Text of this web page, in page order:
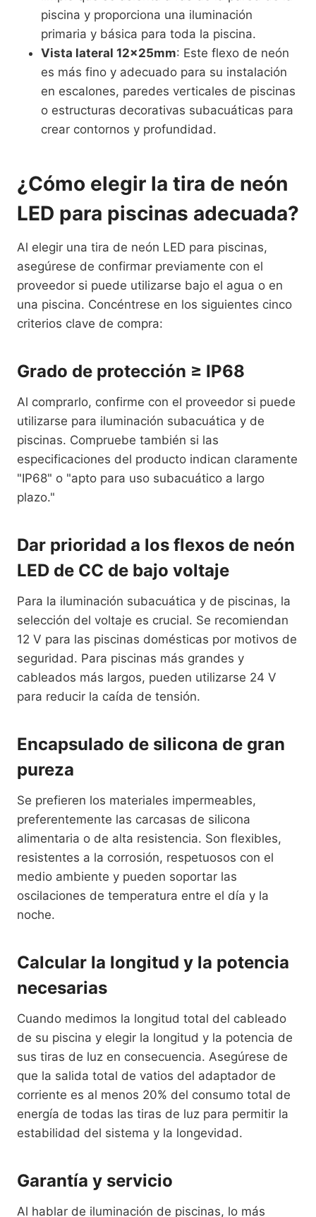
piscina y proporciona una iluminación
primaria y básica para toda la piscina.
Vista lateral 12×25mm: Este flexo de neón
es más fino y adecuado para su instalación
en escalones, paredes verticales de piscinas
o estructuras decorativas subacuáticas para
crear contornos y profundidad.
¿Cómo elegir la tira de neón
LED para piscinas adecuada?
Al elegir una tira de neón LED para piscinas,
asegúrese de confirmar previamente con el
proveedor si puede utilizarse bajo el agua o en
una piscina. Concéntrese en los siguientes cinco
criterios clave de compra:
Grado de protección ≥ IP68
Al comprarlo, confirme con el proveedor si puede
utilizarse para iluminación subacuática y de
piscinas. Compruebe también si las
especificaciones del producto indican claramente
"IP68" o "apto para uso subacuático a largo
plazo."
Dar prioridad a los flexos de neón
LED de CC de bajo voltaje
Para la iluminación subacuática y de piscinas, la
selección del voltaje es crucial. Se recomiendan
12 V para las piscinas domésticas por motivos de
seguridad. Para piscinas más grandes y
cableados más largos, pueden utilizarse 24 V
para reducir la caída de tensión.
Encapsulado de silicona de gran
pureza
Se prefieren los materiales impermeables,
preferentemente las carcasas de silicona
alimentaria o de alta resistencia. Son flexibles,
resistentes a la corrosión, respetuosos con el
medio ambiente y pueden soportar las
oscilaciones de temperatura entre el día y la
noche.
Calcular la longitud y la potencia
necesarias
Cuando medimos la longitud total del cableado
de su piscina y elegir la longitud y la potencia de
sus tiras de luz en consecuencia. Asegúrese de
que la salida total de vatios del adaptador de
corriente es al menos 20% del consumo total de
energía de todas las tiras de luz para permitir la
estabilidad del sistema y la longevidad.
Garantía y servicio
Al hablar de iluminación de piscinas, lo más